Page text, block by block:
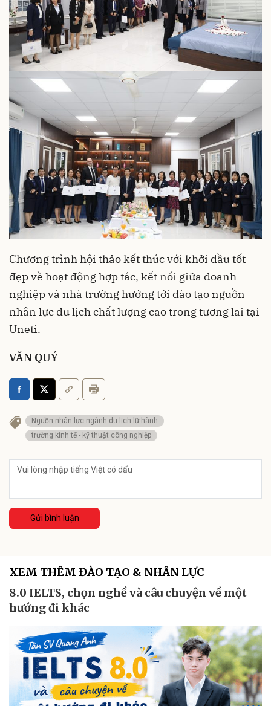
Chương trình hội thảo kết thúc với khởi đầu tốt
đẹp về hoạt động hợp tác, kết nối giữa doanh
nghiệp và nhà trường hướng tới đào tạo nguồn
nhân lực du lịch chất lượng cao trong tương lai tại
Uneti.
VĂN QUÝ
Nguồn nhân lực ngành du lịch lữ hành
trường kinh tế - kỹ thuật công nghiệp
Gửi bình luận
XEM THÊM ĐÀO TẠO & NHÂN LỰC
8.0 IELTS, chọn nghề và câu chuyện về một
hướng đi khác